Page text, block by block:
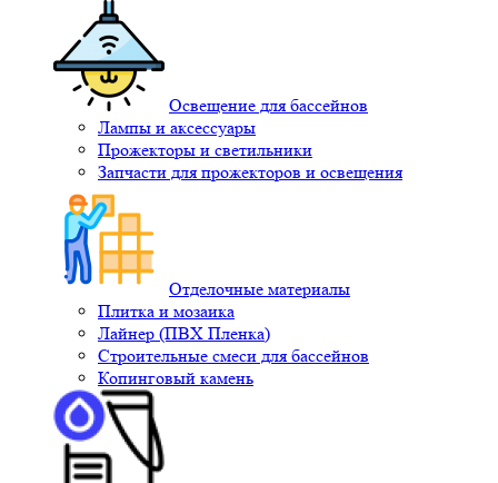
Освещение для бассейнов
Лампы и аксессуары
Прожекторы и светильники
Запчасти для прожекторов и освещения
Отделочные материалы
Плитка и мозаика
Лайнер (ПВХ Пленка)
Строительные смеси для бассейнов
Копинговый камень